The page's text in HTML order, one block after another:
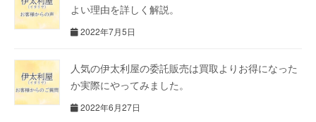
よい理由を詳しく解説。
2022年7月5日
人気の伊太利屋の委託販売は買取よりお得になった
か実際にやってみました。
2022年6月27日